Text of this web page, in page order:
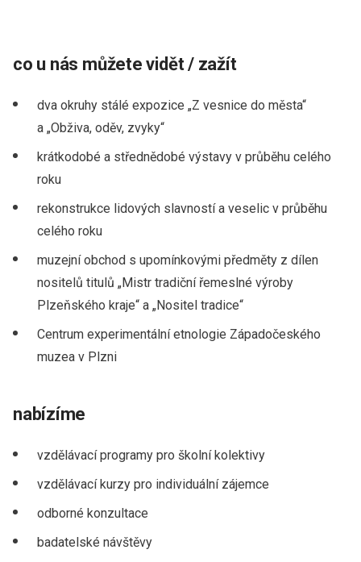
co u nás můžete vidět / zažít
dva okruhy stálé expozice „Z vesnice do města“
a „Obživa, oděv, zvyky“
krátkodobé a střednědobé výstavy v průběhu celého
roku
rekonstrukce lidových slavností a veselic v průběhu
celého roku
muzejní obchod s upomínkovými předměty z dílen
nositelů titulů „Mistr tradiční řemeslné výroby
Plzeňského kraje“ a „Nositel tradice“
Centrum experimentální etnologie Západočeského
muzea v Plzni
nabízíme
vzdělávací programy pro školní kolektivy
vzdělávací kurzy pro individuální zájemce
odborné konzultace
badatelské návštěvy